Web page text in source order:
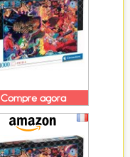
Compre agora